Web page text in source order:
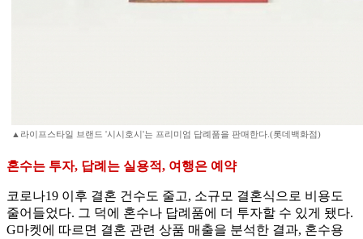
▲라이프스타일 브랜드 '시시호시'는 프리미엄 답례품을 판매한다.(롯데백화점)
혼수는 투자, 답례는 실용적, 여행은 예약
코로나19 이후 결혼 건수도 줄고, 소규모 결혼식으로 비용도
줄어들었다. 그 덕에 혼수나 답례품에 더 투자할 수 있게 됐다.
G마켓에 따르면 결혼 관련 상품 매출을 분석한 결과, 혼수용